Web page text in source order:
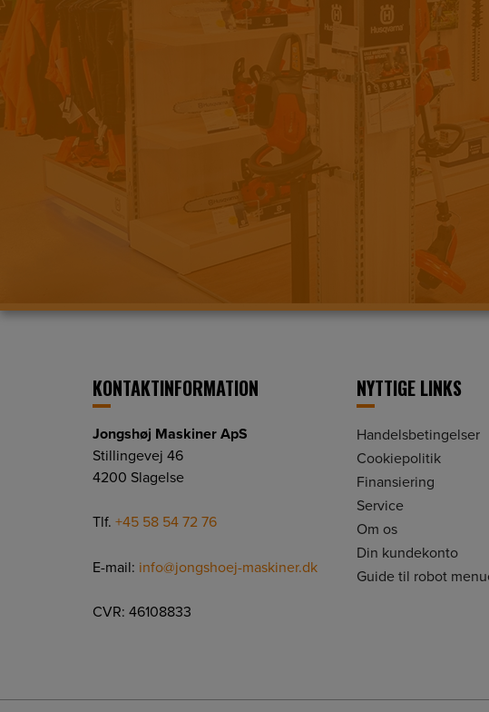
KONTAKTINFORMATION
Jongshøj Maskiner ApS
Stillingevej 46
4200 Slagelse
Tlf. +45 58 54 72 76
E-mail: info@jongshoej-maskiner.dk
CVR: 46108833
NYTTIGE LINKS
Handelsbetingelser
Cookiepolitik
Finansiering
Service
Om os
Din kundekonto
Guide til robot